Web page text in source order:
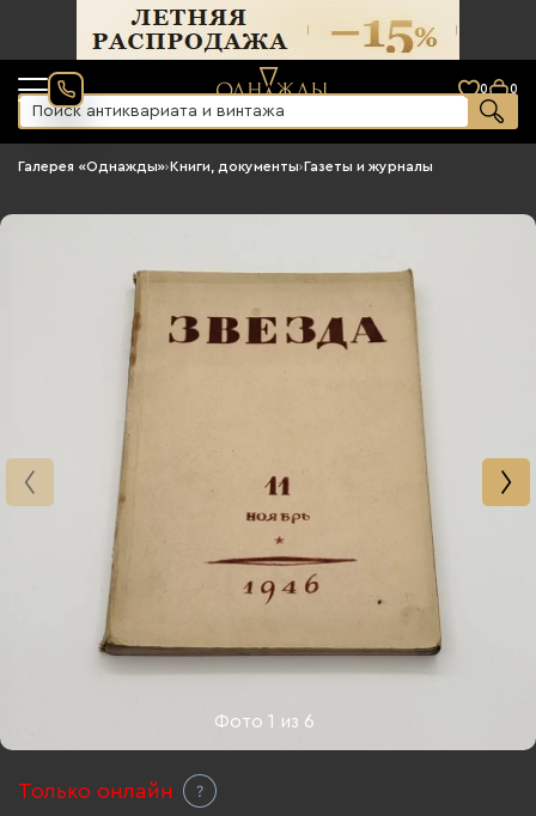
0 0
Галерея «Однажды»›Книги, документы›Газеты и журналы
Фото1 из 6
Только онлайн